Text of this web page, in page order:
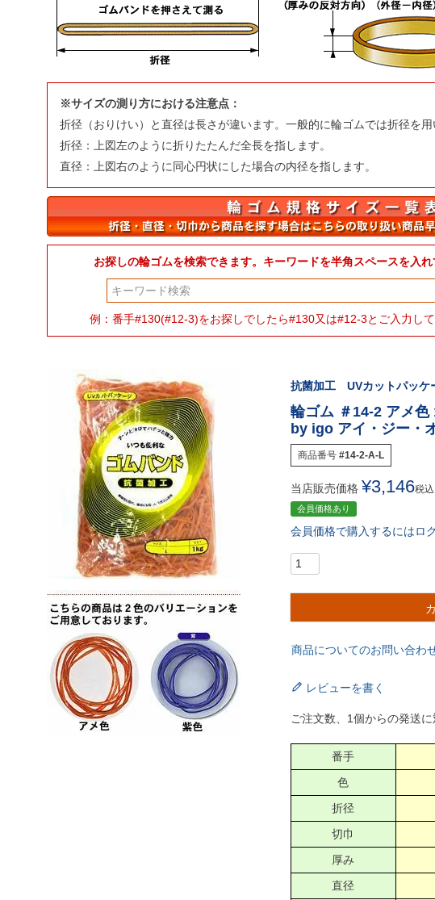
※サイズの測り方における注意点：
折径（おりけい）と直径は長さが違います。一般的に輪ゴムでは折径を
折径：上図左のように折りたたんだ全長を指します。
直径：上図右のように同心円状にした場合の内径を指します。
お探しの輪ゴムを検索できます。キーワードを半角スペースを入
検索
例：番手#130(#12-3)をお探しでしたら#130又は#12-3とご入力し
抗菌加工 UVカットパッ
輪ゴム ＃14-2 アメ色
by igo アイ・ジー・
商品番号 #14-2-A-L
当店販売価格 ¥3,146税込
会員価格あり
会員価格で購入するにはロ
商品についてのお問い合わ
レビューを書く
ご注文数、1個からの発送
番手
色
折径
切巾
厚み
直径